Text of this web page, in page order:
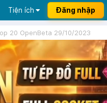
Tiện ích Đăng nhập
20 OpenBeta 29/10/2023